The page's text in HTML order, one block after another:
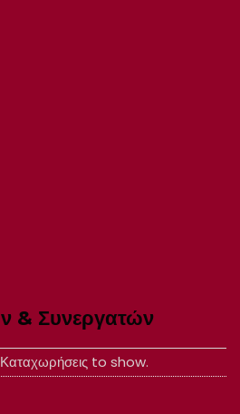
& Συνεργατών
to show.